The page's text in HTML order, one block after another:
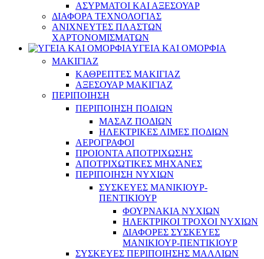
ΑΣΥΡΜΑΤΟΙ ΚΑΙ ΑΞΕΣΟΥΑΡ
ΔΙΑΦΟΡΑ ΤΕΧΝΟΛΟΓΙΑΣ
ΑΝΙΧΝΕΥΤΕΣ ΠΛΑΣΤΩΝ
ΧΑΡΤΟΝΟΜΙΣΜΑΤΩΝ
ΥΓΕΙΑ ΚΑΙ ΟΜΟΡΦΙΑ
ΜΑΚΙΓΙΑΖ
ΚΑΘΡΕΠΤΕΣ ΜΑΚΙΓΙΑΖ
ΑΞΕΣΟΥΑΡ ΜΑΚΙΓΙΑΖ
ΠΕΡΙΠΟΙΗΣΗ
ΠΕΡΙΠΟΙΗΣΗ ΠΟΔΙΩΝ
ΜΑΣΑΖ ΠΟΔΙΩΝ
ΗΛΕΚΤΡΙΚΕΣ ΛΙΜΕΣ ΠΟΔΙΩΝ
ΑΕΡΟΓΡΑΦΟΙ
ΠΡΟΙΟΝΤΑ ΑΠΟΤΡΙΧΩΣΗΣ
ΑΠΟΤΡΙΧΩΤΙΚΕΣ ΜΗΧΑΝΕΣ
ΠΕΡΙΠΟΙΗΣΗ ΝΥΧΙΩΝ
ΣΥΣΚΕΥΕΣ ΜΑΝΙΚΙΟΥΡ-
ΠΕΝΤΙΚΙΟΥΡ
ΦΟΥΡΝΑΚΙΑ ΝΥΧΙΩΝ
ΗΛΕΚΤΡΙΚΟΙ ΤΡΟΧΟΙ ΝΥΧΙΩΝ
ΔΙΑΦΟΡΕΣ ΣΥΣΚΕΥΕΣ
ΜΑΝΙΚΙΟΥΡ-ΠΕΝΤΙΚΙΟΥΡ
ΣΥΣΚΕΥΕΣ ΠΕΡΙΠΟΙΗΣΗΣ ΜΑΛΛΙΩΝ